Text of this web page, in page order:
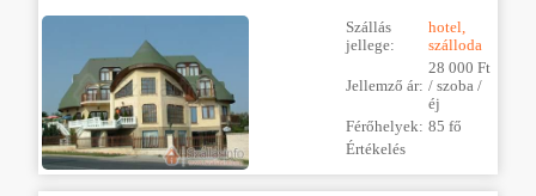
Szállás
jellege:
hotel,
szálloda
Jellemző ár:
28 000 Ft
/ szoba /
éj
Férőhelyek: 85 fő
Értékelés